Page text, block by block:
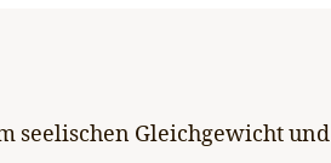
seelischen Gleichgewicht und